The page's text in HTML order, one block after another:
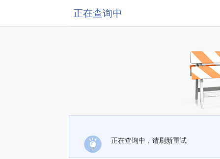
正在查询中
正在查询中，请刷新重试